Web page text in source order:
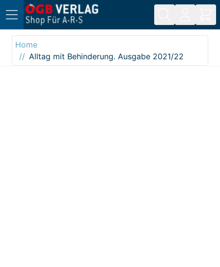
Direkt zum Inhalt
Home
Alltag mit Behinderung. Ausgabe 2021/22